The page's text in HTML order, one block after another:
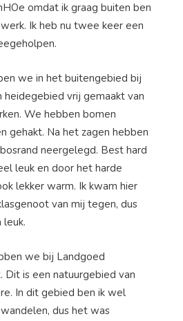
omdat ik graag buiten ben
Ik heb nu twee keer een
we in het buitengebied bij
heidegebied vrij gemaakt van
We hebben bomen
gehakt. Na het zagen hebben
neergelegd. Best hard
leuk en door het harde
lekker warm. Ik kwam hier
van mij tegen, dus
we bij Landgoed
is een natuurgebied van
In dit gebied ben ik wel
dus het was